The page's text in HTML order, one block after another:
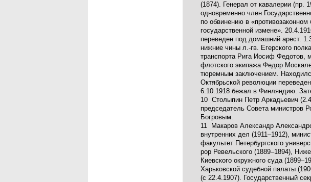
(1874). Генерал от кавалерии (пр.
одновременно член
по обвинению в
государственной измене».
переведен под домашний арест.
нижние чины л.-гв. Егерского
транспорта Рига Иосиф Федотов,
флотского экипажа Федор
тюремным заключением.
Октябрьской революции
6.10.1918 бежал в Финляндию.
10 Столыпин Петр Аркадьевич
председатель Совета министров
Богровым.
11 Макаров Александр
внутренних дел (1911–1912),
факультет Петербургского
рор Ревельского (1889–1894),
Киевского окружного суда
Харьковской судебной палаты
(с 22.4.1907). Государственный